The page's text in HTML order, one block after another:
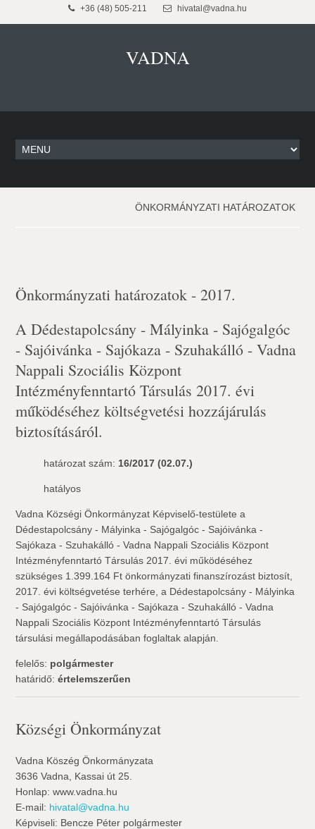
+36 (48) 505-211 hivatal@vadna.hu
VADNA
ÖNKORMÁNYZATI HATÁROZATOK
Önkormányzati határozatok - 2017.
A Dédestapolcsány - Mályinka - Sajógalgóc
- Sajóivánka - Sajókaza - Szuhakálló - Vadna
Nappali Szociális Központ
Intézményfenntartó Társulás 2017. évi
működéséhez költségvetési hozzájárulás
biztosításáról.
határozat szám: 16/2017 (02.07.)
hatályos
Vadna Községi Önkormányzat Képviselő-testülete a
Dédestapolcsány - Mályinka - Sajógalgóc - Sajóivánka -
Sajókaza - Szuhakálló - Vadna Nappali Szociális Központ
Intézményfenntartó Társulás 2017. évi működéséhez
szükséges 1.399.164 Ft önkormányzati finanszírozást biztosít,
2017. évi költségvetése terhére, a Dédestapolcsány - Mályinka
- Sajógalgóc - Sajóivánka - Sajókaza - Szuhakálló - Vadna
Nappali Szociális Központ Intézményfenntartó Társulás
társulási megállapodásában foglaltak alapján.
felelős: polgármester
határidő:értelemszerűen
Községi Önkormányzat
Vadna Köszég Önkormányzata
3636 Vadna, Kassai út 25.
Honlap: www.vadna.hu
E-mail: hivatal@vadna.hu
Képviseli: Bencze Péter polgármester